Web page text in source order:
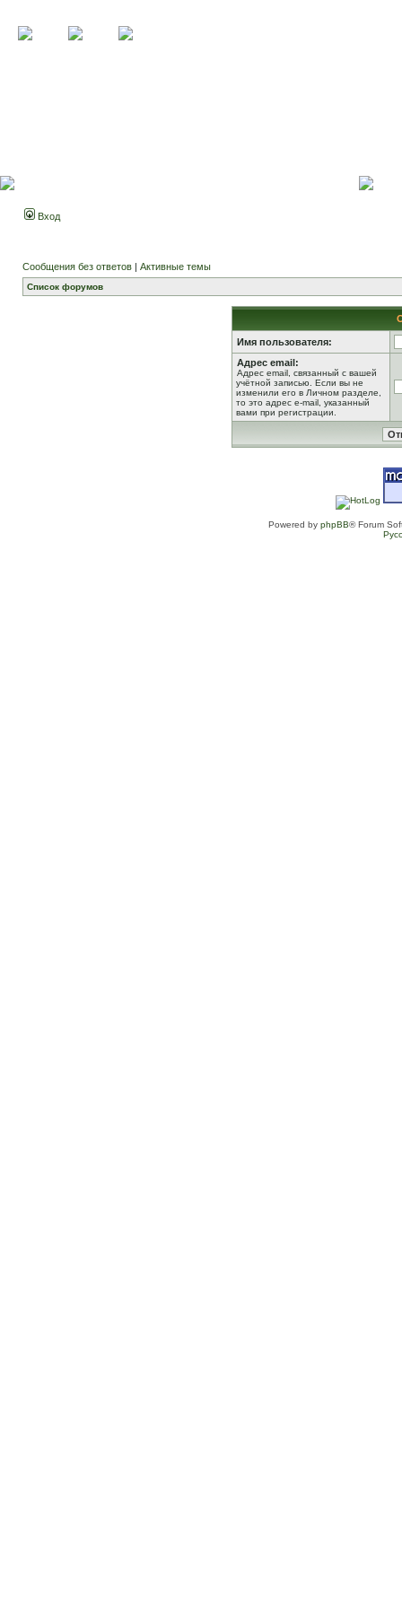
Вход
Сообщения без ответов | Активные темы
Список форумов
Имя пользователя:
Адрес email:
Адрес email, связанный с вашей
учётной записью. Если вы не
изменили его в Личном разделе,
то это адрес e-mail, указанный
вами при регистрации.
Powered by phpBB® Forum